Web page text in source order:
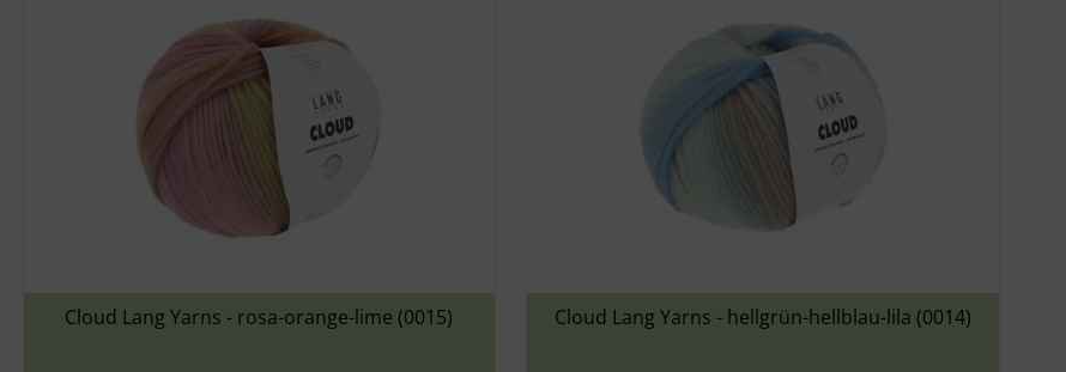
Cloud Lang Yarns - rosa-orange-lime (0015) Cloud Lang Yarns - hellgrün-hellblau-lila (0014)